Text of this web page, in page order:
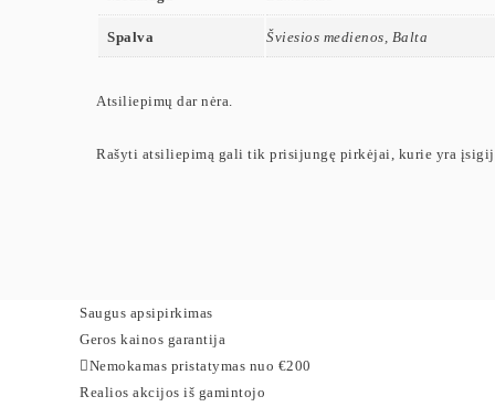
Spalva Šviesios medienos, Balta
Atsiliepimų dar nėra.
Rašyti atsiliepimą gali tik prisijungę pirkėjai, kurie yra
Saugus apsipirkimas
Geros kainos garantija
Nemokamas pristatymas nuo €200
Realios akcijos iš gamintojo